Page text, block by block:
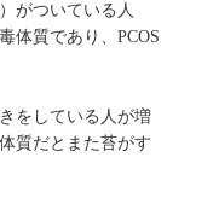
がついている人
体質であり、PCOS
をしている人が増
質だとまた苔がす